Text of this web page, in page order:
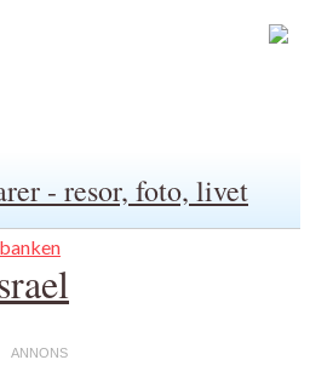
- resor, foto, livet